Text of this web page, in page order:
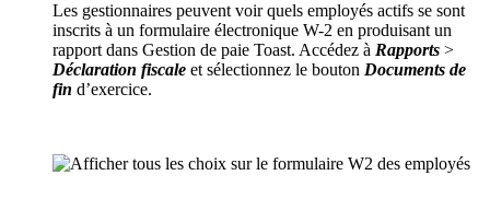
Les gestionnaires peuvent voir quels employés actifs se sont
inscrits à un formulaire électronique W-2 en produisant un
rapport dans Gestion de paie Toast. Accédez à Rapports >
Déclaration fiscale et sélectionnez le bouton Documents de
fin d’exercice.